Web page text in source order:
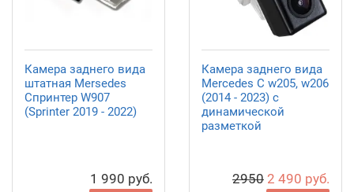
Камера заднего вида
штатная Mersedes
Спринтер W907
(Sprinter 2019 - 2022)
1 990 руб.
Камера заднего вида
Mercedes C w205, w206
(2014 - 2023) с
динамической
разметкой
2950 2 490 руб.